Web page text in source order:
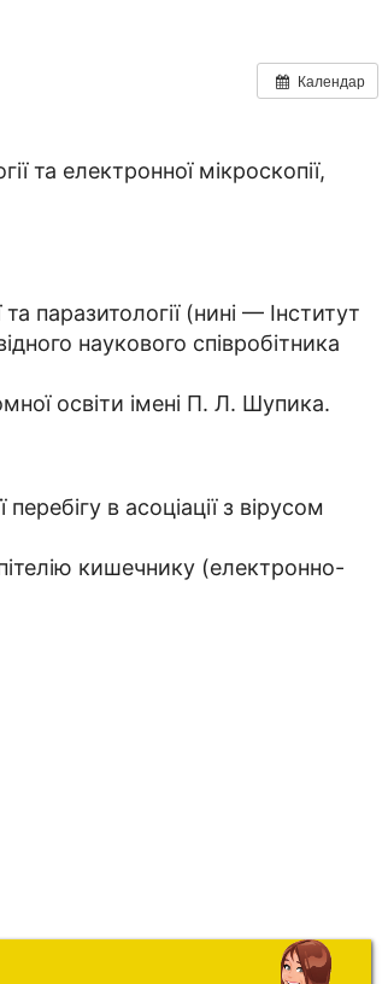
Календар
та електронної мікроскопії,
паразитології (нині — Інститут
наукового співробітника
освіти імені П. Л. Шупика.
в асоціації з вірусом
кишечнику (електронно-